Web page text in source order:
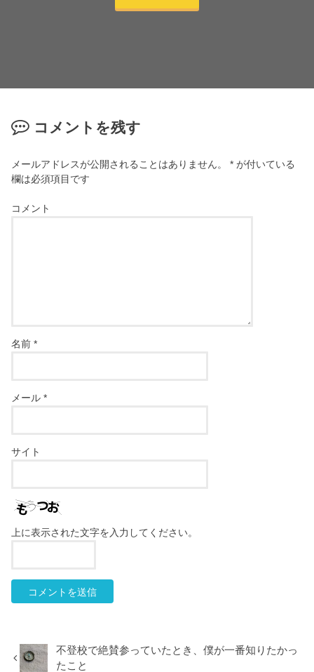
コメントを残す
メールアドレスが公開されることはありません。 * が付いている
欄は必須項目です
コメント
名前*
メール*
サイト
上に表示された文字を入力してください。
不登校で絶賛参っていたとき、僕が一番知りたかっ
たこと